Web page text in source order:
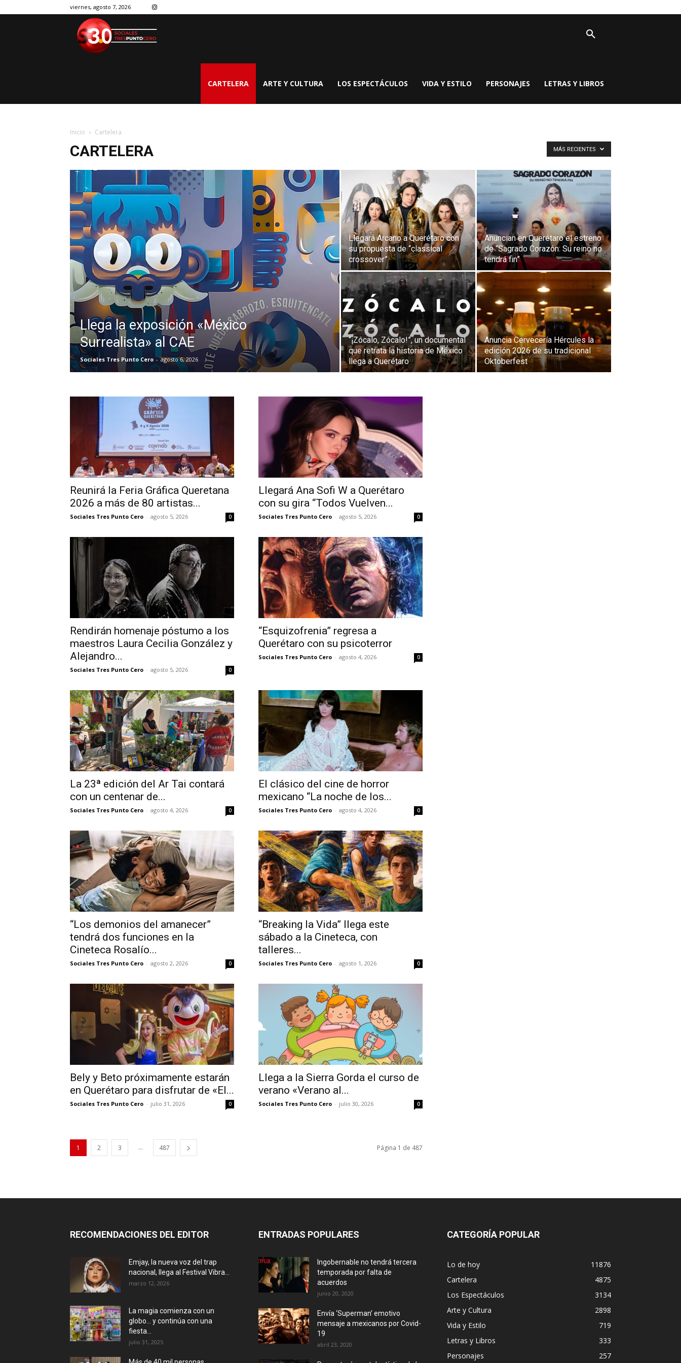
viernes, agosto 7, 2026
CARTELERA ARTE Y CULTURA LOS ESPECTÁCULOS VIDA Y ESTILO PERSONAJES LETRAS Y LIBROS
Inicio Cartelera
CARTELERA MÁS RECIENTES
Llega la exposición «México
Surrealista» al CAE
Sociales Tres Punto Cero - agosto 6, 2026
Llegará Arcano a Querétaro con
su propuesta de “classical
crossover”
Anuncian en Querétaro el estreno
de “Sagrado Corazón: Su reino no
tendrá fin”
“¡Zócalo, Zócalo!”, un documental
que retrata la historia de México
llega a Querétaro
Anuncia Cervecería Hércules la
edición 2026 de su tradicional
Oktoberfest
Reunirá la Feria Gráfica Queretana
2026 a más de 80 artistas...
Sociales Tres Punto Cero - agosto 5, 2026 0
Llegará Ana Sofi W a Querétaro
con su gira “Todos Vuelven...
Sociales Tres Punto Cero - agosto 5, 2026 0
Rendirán homenaje póstumo a los
maestros Laura Cecilia González y
Alejandro...
Sociales Tres Punto Cero - agosto 5, 2026 0
“Esquizofrenia” regresa a
Querétaro con su psicoterror
Sociales Tres Punto Cero - agosto 4, 2026 0
La 23ª edición del Ar Tai contará
con un centenar de...
Sociales Tres Punto Cero - agosto 4, 2026 0
El clásico del cine de horror
mexicano “La noche de los...
Sociales Tres Punto Cero - agosto 4, 2026 0
“Los demonios del amanecer”
tendrá dos funciones en la
Cineteca Rosalío...
Sociales Tres Punto Cero - agosto 2, 2026 0
“Breaking la Vida” llega este
sábado a la Cineteca, con
talleres...
Sociales Tres Punto Cero - agosto 1, 2026 0
Bely y Beto próximamente estarán
en Querétaro para disfrutar de «El...
Sociales Tres Punto Cero - julio 31, 2026 0
Llega a la Sierra Gorda el curso de
verano «Verano al...
Sociales Tres Punto Cero - julio 30, 2026 0
1 2 3 ... 487 Página 1 de 487
RECOMENDACIONES DEL EDITOR
Emjay, la nueva voz del trap
nacional, llega al Festival Vibra...
marzo 12, 2026
La magia comienza con un
globo… y continúa con una
fiesta...
julio 31, 2025
ENTRADAS POPULARES
Ingobernable no tendrá tercera
temporada por falta de
acuerdos
junio 20, 2020
Envía ‘Superman’ emotivo
mensaje a mexicanos por Covid-
19
abril 23, 2020
CATEGORÍA POPULAR
Lo de hoy
11876
Cartelera
4875
Los Espectáculos
3134
Arte y Cultura
2898
Vida y Estilo
719
Letras y Libros
333
Personajes
257